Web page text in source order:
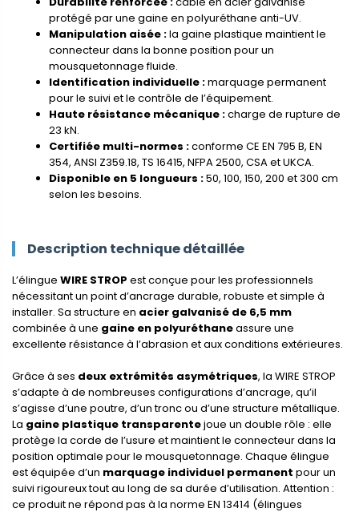
protégé par une gaine en polyuréthane anti-UV.
Manipulation aisée :la gaine plastique maintient le
connecteur dans la bonne position pour un
mousquetonnage fluide.
Identification individuelle :marquage permanent
pour le suivi et le contrôle de l’équipement.
Haute résistance mécanique :charge de rupture de
23 kN.
Certifiée multi-normes :conforme CE EN 795 B, EN
354, ANSI Z359.18, TS 16415, NFPA 2500, CSA et UKCA.
Disponible en 5 longueurs :50, 100, 150, 200 et 300 cm
selon les besoins.
Description technique détaillée
L’élingue WIRE STROP est conçue pour les professionnels
nécessitant un point d’ancrage durable, robuste et simple à
installer. Sa structure en acier galvanisé de 6,5 mm
combinée à une gaine en polyuréthaneassure une
excellente résistance à l’abrasion et aux conditions extérieures.
Grâce à ses deux extrémités asymétriques, la WIRE STROP
s’adapte à de nombreuses configurations d’ancrage, qu’il
s’agisse d’une poutre, d’un tronc ou d’une structure métallique.
La gaine plastique transparentejoue un double rôle : elle
protège la corde de l’usure et maintient le connecteur dans la
position optimale pour le mousquetonnage. Chaque élingue
est équipée d’un marquage individuel permanent pour un
suivi rigoureux tout au long de sa durée d’utilisation. Attention :
ce produit ne répond pas à la norme EN 13414 (élingues